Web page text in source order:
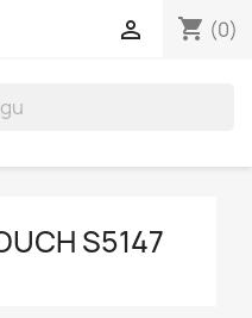
shopping_cart (0)

S5147